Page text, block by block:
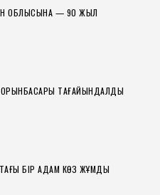
ОБЛЫСЫНА — 90 ЖЫЛ
ОРЫНБАСАРЫ ТАҒАЙЫНДАЛДЫ
БІР АДАМ КӨЗ ЖҰМДЫ